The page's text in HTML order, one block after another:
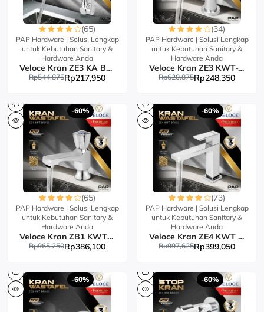
(65)
PAP Hardware | Solusi Lengkap
untuk Kebutuhan Sanitary &
Hardware Anda
Veloce Kran ZE3 KA Brass
Rp544,875Rp217,950
(34)
PAP Hardware | Solusi Lengkap
untuk Kebutuhan Sanitary &
Hardware Anda
Veloce Kran ZE3 KWT-T Brass
Rp620,875Rp248,350
-60%
(65)
PAP Hardware | Solusi Lengkap
untuk Kebutuhan Sanitary &
Hardware Anda
Veloce Kran ZB1 KWT Brass
Rp965,250Rp386,100
-60%
(73)
PAP Hardware | Solusi Lengkap
untuk Kebutuhan Sanitary &
Hardware Anda
Veloce Kran ZE4 KWT Brass
Rp997,625Rp399,050
-60% -60%